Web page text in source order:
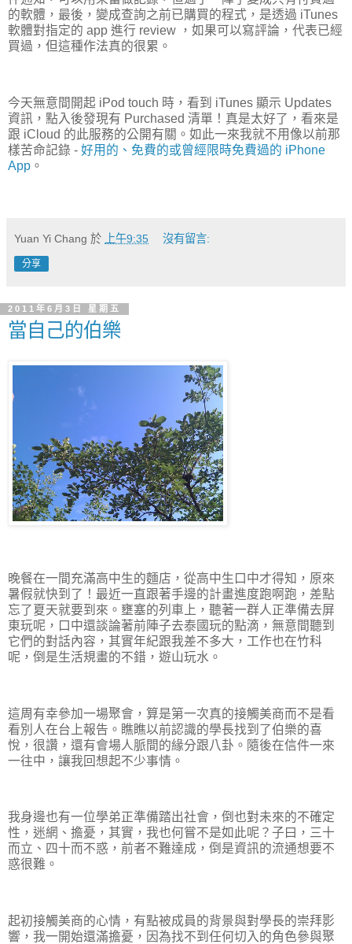
的軟體，最後，變成查詢之前已購買的程式，是透過 iTunes
軟體對指定的 app 進行 review ，如果可以寫評論，代表已經
買過，但這種作法真的很累。
今天無意間開起 iPod touch 時，看到 iTunes 顯示 Updates
資訊，點入後發現有 Purchased 清單！真是太好了，看來是
跟 iCloud 的此服務的公開有關。如此一來我就不用像以前那
樣苦命記錄 - 好用的、免費的或曾經限時免費過的 iPhone
App 。
Yuan Yi Chang 於 上午9:35 沒有留言:
分享
2011年6月3日 星期五
當自己的伯樂
晚餐在一間充滿高中生的麵店，從高中生口中才得知，原來
暑假就快到了！最近一直跟著手邊的計畫進度跑啊跑，差點
忘了夏天就要到來。壅塞的列車上，聽著一群人正準備去屏
東玩呢，口中還談論著前陣子去泰國玩的點滴，無意間聽到
它們的對話內容，其實年紀跟我差不多大，工作也在竹科
呢，倒是生活規畫的不錯，遊山玩水。
這周有幸參加一場聚會，算是第一次真的接觸美商而不是看
看別人在台上報告。瞧瞧以前認識的學長找到了伯樂的喜
悅，很讚，還有會場人脈間的緣分跟八卦。隨後在信件一來
一往中，讓我回想起不少事情。
我身邊也有一位學弟正準備踏出社會，倒也對未來的不確定
性，迷網、擔憂，其實，我也何嘗不是如此呢？子曰，三十
而立、四十而不惑，前者不難達成，倒是資訊的流通想要不
惑很難。
起初接觸美商的心情，有點被成員的背景與對學長的崇拜影
響，我一開始還滿擔憂，因為找不到任何切入的角色參與聚